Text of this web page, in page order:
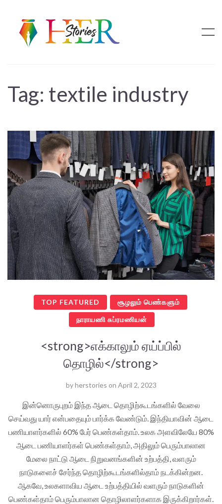
Tag: textile industry
TOP FEATURED சூழலும் பெண்களும்
நாராயணி சுப்ரமணியன்
<strong>எக்காலும் ஏய்ப்பில்
தொழில்</strong>
byherstories on April 2, 2023
இன்னொருபுறம் இந்த ஆடை தொழிற்கூடங்களில் வேலை
செய்வது யார் என்பதையும் பார்க்க வேண்டும். இந்தியாவின் ஆடை
பணியாளர்களில் 60% பேர் பெண்கள்தாம். உலக அளவிலேயே 80%
ஆடை பணியாளர்கள் பெண்கள்தாம், அதிலும் பெரும்பாலான
மேலை நாட்டு ஆடை நிறுவனங்களின் உற்பத்தி, வளரும்
நாடுகளைச் சேர்ந்த தொழிற்கூடங்களில்தாம் நடக்கின்றன.
ஆகவே, உலகளாவிய ஆடை உற்பத்தியில் வளரும் நாடுகளின்
பெண்கள்தாம் பெரும்பாலான தொழிலாளர்களாக இருக்கிறார்கள்.